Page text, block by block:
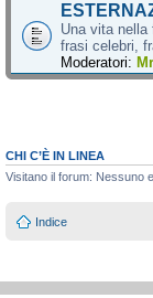
Una vita
frasi celebri,
Moderatori:
CHI C’È IN LINEA
Visitano il forum: Nessuno
Indice